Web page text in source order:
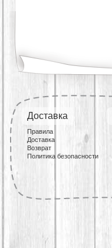
Доставка
Правила
Доставка
Возврат
Политика безопасности